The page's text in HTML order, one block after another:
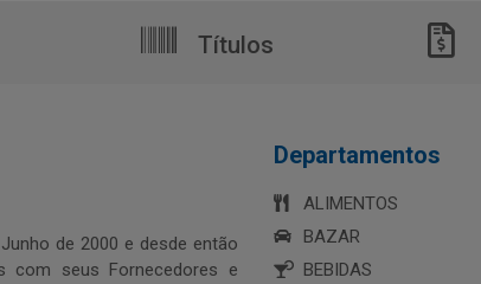
Títulos
de 2000 e desde então
com seus Fornecedores e
Departamentos
ALIMENTOS
BAZAR
BEBIDAS